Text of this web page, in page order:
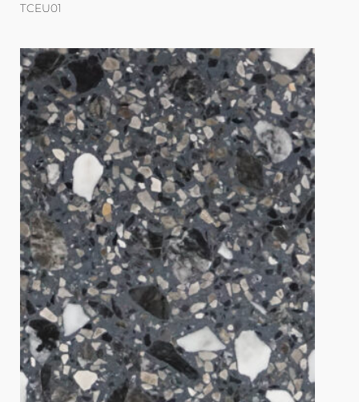
TCEU01